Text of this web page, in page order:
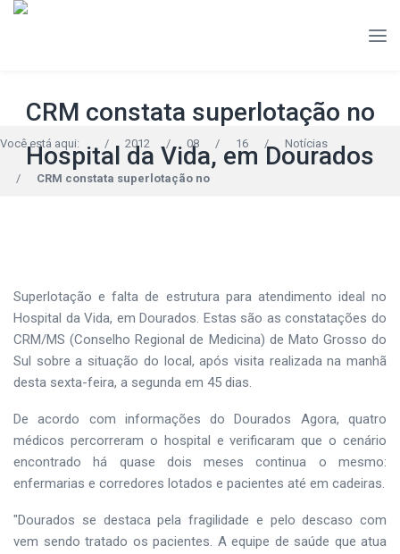
CRM constata superlotação no
Hospital da Vida, em Dourados
Você está aqui: / 2012 / 08 / 16 / Notícias
/ CRM constata superlotação no
Superlotação e falta de estrutura para atendimento ideal no
Hospital da Vida, em Dourados. Estas são as constatações do
CRM/MS (Conselho Regional de Medicina) de Mato Grosso do
Sul sobre a situação do local, após visita realizada na manhã
desta sexta-feira, a segunda em 45 dias.
De acordo com informações do Dourados Agora, quatro
médicos percorreram o hospital e verificaram que o cenário
encontrado há quase dois meses continua o mesmo:
enfermarias e corredores lotados e pacientes até em cadeiras.
"Dourados se destaca pela fragilidade e pelo descaso com
vem sendo tratado os pacientes. A equipe de saúde que atua